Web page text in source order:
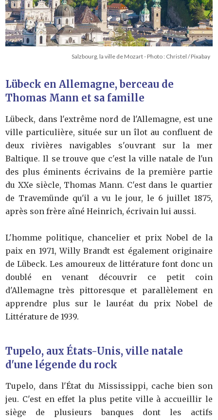
Salzbourg, la ville de Mozart - Photo : Christel / Pixabay
Lübeck en Allemagne, berceau de
Thomas Mann et sa famille
Lübeck, dans l'extrême nord de l'Allemagne, est une
ville particulière, située sur un îlot au confluent de
deux rivières navigables s'ouvrant sur la mer
Baltique. Il se trouve que c'est la ville natale de l'un
des plus éminents écrivains de la première partie
du XXe siècle, Thomas Mann. C'est dans le quartier
de Travemünde qu'il a vu le jour, le 6 juillet 1875,
après son frère aîné Heinrich, écrivain lui aussi.
L'homme politique, chancelier et prix Nobel de la
paix en 1971, Willy Brandt est également originaire
de Lübeck. Les amoureux de littérature font donc un
doublé en venant découvrir ce petit coin
d'Allemagne très pittoresque et parallèlement en
apprendre plus sur le lauréat du prix Nobel de
Littérature de 1939.
Tupelo, aux États-Unis, ville natale
d'une légende du rock
Tupelo, dans l'État du Mississippi, cache bien son
jeu. C'est en effet la plus petite ville à accueillir le
siège de plusieurs banques dont les actifs